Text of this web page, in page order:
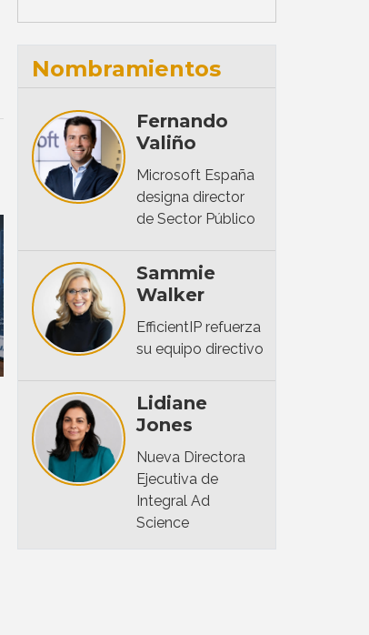
Nombramientos
Fernando
Valiño
Microsoft España
designa director
de Sector Público
Sammie
Walker
EfficientIP refuerza
su equipo directivo
Lidiane
Jones
Nueva Directora
Ejecutiva de
Integral Ad
Science